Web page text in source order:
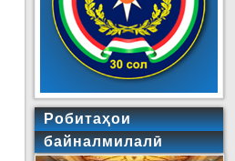
Робитаҳои
байналмилалӣ